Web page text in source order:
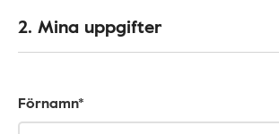
2. Mina uppgifter
Förnamn*